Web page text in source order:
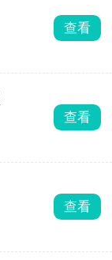
查看
查看
查看